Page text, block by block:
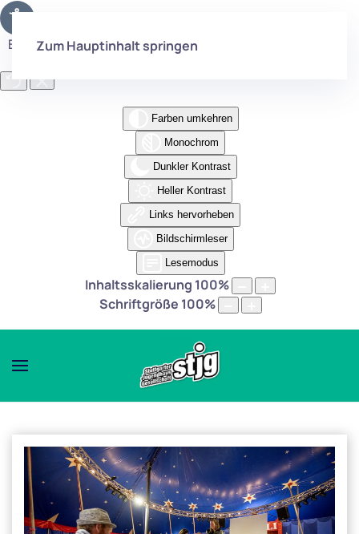
Eingabehilfen öffnen
Farben umkehren
Monochrom
Dunkler Kontrast
Heller Kontrast
Links hervorheben
Bildschirmleser
Lesemodus
Inhaltsskalierung 100%
Schriftgröße 100%
Zum Hauptinhalt springen